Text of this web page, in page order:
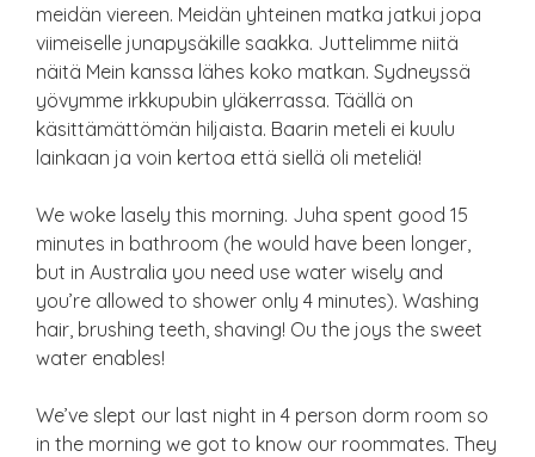
meidän viereen. Meidän yhteinen matka jatkui jopa
viimeiselle junapysäkille saakka. Juttelimme niitä
näitä Mein kanssa lähes koko matkan. Sydneyssä
yövymme irkkupubin yläkerrassa. Täällä on
käsittämättömän hiljaista. Baarin meteli ei kuulu
lainkaan ja voin kertoa että siellä oli meteliä!
We woke lasely this morning. Juha spent good 15
minutes in bathroom (he would have been longer,
but in Australia you need use water wisely and
you’re allowed to shower only 4 minutes). Washing
hair, brushing teeth, shaving! Ou the joys the sweet
water enables!
We’ve slept our last night in 4 person dorm room so
in the morning we got to know our roommates. They